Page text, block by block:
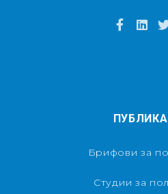
Брифови за
Студии за